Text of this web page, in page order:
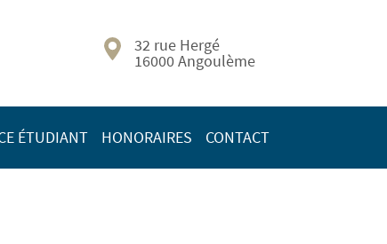
32 rue Hergé
16000 Angoulème
ÉTUDIANT HONORAIRES CONTACT